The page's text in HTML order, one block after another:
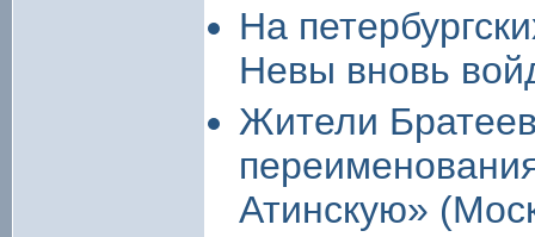
На
Невы вновь
Жители
Атинскую»